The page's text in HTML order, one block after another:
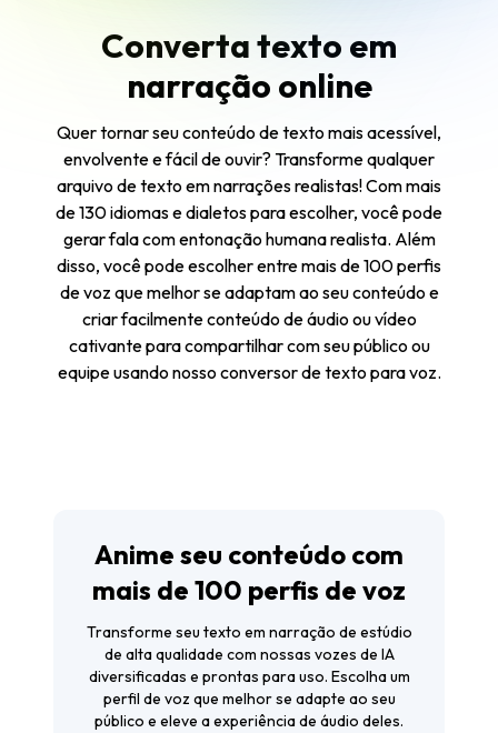
Converta texto em
narração online
Quer tornar seu conteúdo de texto mais acessível,
envolvente e fácil de ouvir? Transforme qualquer
arquivo de texto em narrações realistas! Com mais
de 130 idiomas e dialetos para escolher, você pode
gerar fala com entonação humana realista. Além
disso, você pode escolher entre mais de 100 perfis
de voz que melhor se adaptam ao seu conteúdo e
criar facilmente conteúdo de áudio ou vídeo
cativante para compartilhar com seu público ou
equipe usando nosso conversor de texto para voz.
Anime seu conteúdo com
mais de 100 perfis de voz
Transforme seu texto em narração de estúdio
de alta qualidade com nossas vozes de IA
diversificadas e prontas para uso. Escolha um
perfil de voz que melhor se adapte ao seu
público e eleve a experiência de áudio deles.